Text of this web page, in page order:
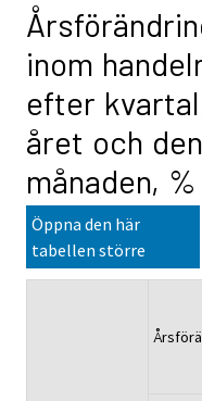
inom
efter
året och
månaden,
Öppna den här
tabellen större